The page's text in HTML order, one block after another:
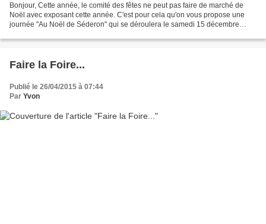
Bonjour, Cette année, le comité des fêtes ne peut pas faire de marché de
Noël avec exposant cette année. C'est pour cela qu'on vous propose une
journée "Au Noël de Séderon" qui se déroulera le samedi 15 décembre
Faire la Foire...
Publié le 26/04/2015 à 07:44
Par Yvon